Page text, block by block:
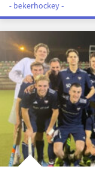
- bekerhockey -